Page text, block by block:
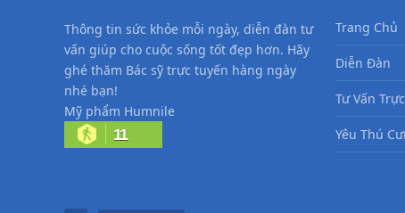
Thông tin sức khỏe mỗi ngày, diễn đàn tư
vấn giúp cho cuộc sống tốt đẹp hơn. Hãy
ghé thăm Bác sỹ trực tuyến hàng ngày
nhé bạn!
Mỹ phẩm Humnile
11
Trang Chủ
Diễn Đàn
Tư Vấn
Yêu Thú